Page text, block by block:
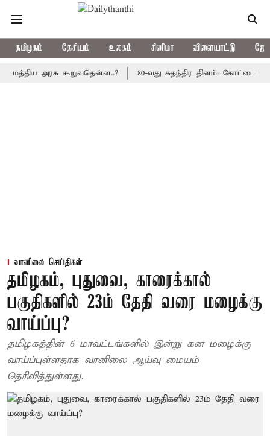
தமிழகம் தேசியம் உலகம் சினிமா விளையாட்டு
அரசு கூறுவதென்ன..? 80-வது சுதந்திர தினம்: கோட்டை
வானிலை செய்திகள்
தமிழகம், புதுவை, காரைக்கால்
பகுதிகளில் 23ம் தேதி வரை மழைக்கு
வாய்ப்பு?
தமிழகத்தின் 6 மாவட்டங்களில் இன்று கன மழைக்கு
வாய்ப்புள்ளதாக வானிலை ஆய்வு மையம்
தெரிவித்துள்ளது.